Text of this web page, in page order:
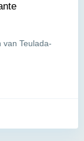
van Teulada-